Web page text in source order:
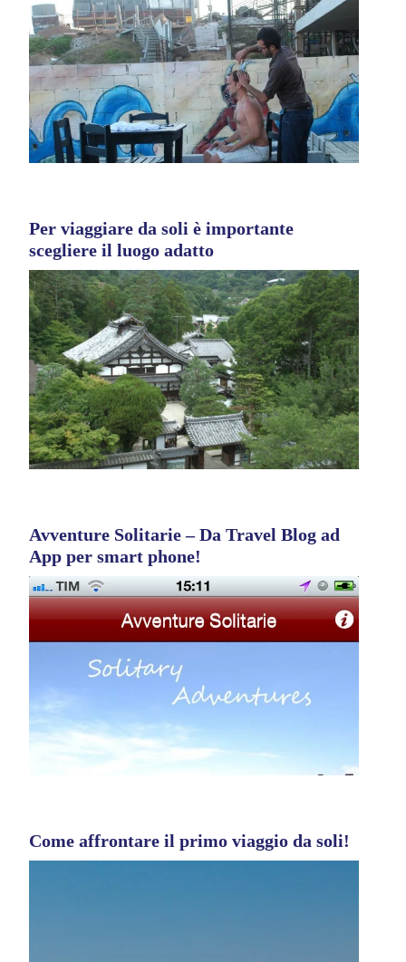
Per viaggiare da soli è importante
scegliere il luogo adatto
Avventure Solitarie – Da Travel Blog ad
App per smart phone!
Come affrontare il primo viaggio da soli!